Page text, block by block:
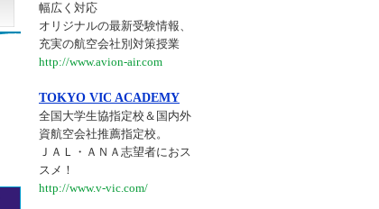
幅広く対応
オリジナルの最新受験情報、
充実の航空会社別対策授業
http://www.avion-air.com
TOKYO VIC ACADEMY
全国大学生協指定校＆国内外
資航空会社推薦指定校。
ＪＡＬ・ＡＮＡ志望者におス
スメ！
http://www.v-vic.com/